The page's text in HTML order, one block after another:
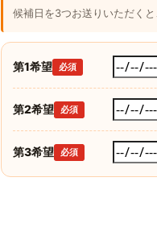
候補日を3つお送りいただく
第1希望 必須
第2希望 必須
第3希望 必須